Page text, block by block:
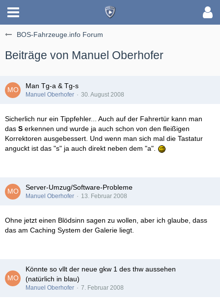
BOS-Fahrzeuge.info Forum
Beiträge von Manuel Oberhofer
Man Tg-a & Tg-s
Manuel Oberhofer 30. August 2008
Sicherlich nur ein Tippfehler... Auch auf der Fahrertür kann man
das S erkennen und wurde ja auch schon von den fleißigen
Korrektoren ausgebessert. Und wenn man sich mal die Tastatur
anguckt ist das "s" ja auch direkt neben dem "a".
Server-Umzug/Software-Probleme
Manuel Oberhofer 13. Februar 2008
Ohne jetzt einen Blödsinn sagen zu wollen, aber ich glaube, dass
das am Caching System der Galerie liegt.
Könnte so vllt der neue gkw 1 des thw aussehen
(natürlich in blau)
Manuel Oberhofer 7. Februar 2008